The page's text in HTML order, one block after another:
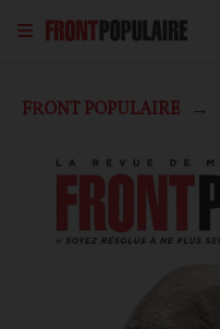
FRONT POPULAIRE